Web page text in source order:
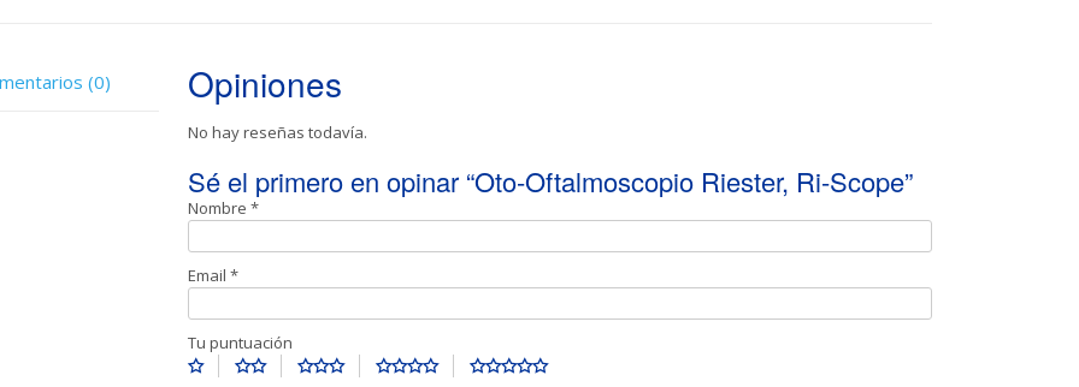
(0) Opiniones
No hay reseñas todavía.
Sé el primero en opinar “Oto-Oftalmoscopio Riester, Ri-Scope”
Nombre *
Email *
Tu puntuación